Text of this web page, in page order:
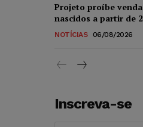
Projeto proíbe
nascidos a partir de
NOTÍCIAS 06/08/2026
Inscreva-se